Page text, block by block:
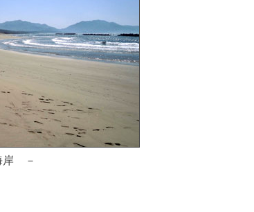
岸 －